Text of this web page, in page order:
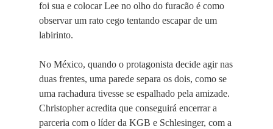
foi sua e colocar Lee no olho do furacão é como
observar um rato cego tentando escapar de um
labirinto.
No México, quando o protagonista decide agir nas
duas frentes, uma parede separa os dois, como se
uma rachadura tivesse se espalhado pela amizade.
Christopher acredita que conseguirá encerrar a
parceria com o líder da KGB e Schlesinger, com a